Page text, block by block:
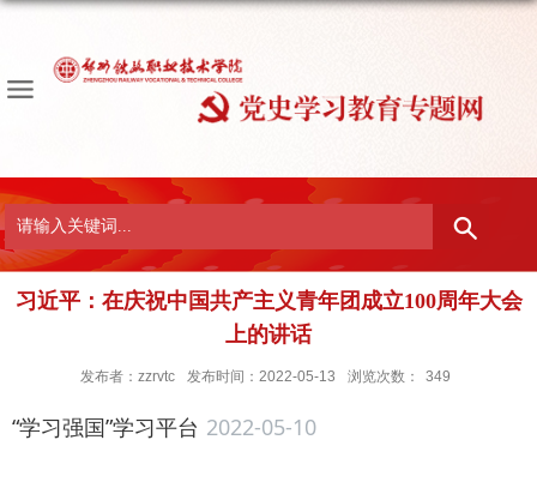
习近平：在庆祝中国共产主义青年团成立100周年大会
上的讲话
发布者：zzrvtc 发布时间：2022-05-13 浏览次数： 349
“学习强国”学习平台 2022-05-10